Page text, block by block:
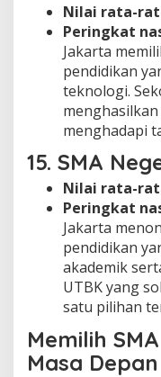
Nilai rata-
Peringkat
Jakarta
pendidikan
teknologi.
menghadapi
15. SMA
Nilai rata-
Peringkat
Jakarta
pendidikan
akademik
UTBK yang
satu pilihan
Memilih
Masa Depan